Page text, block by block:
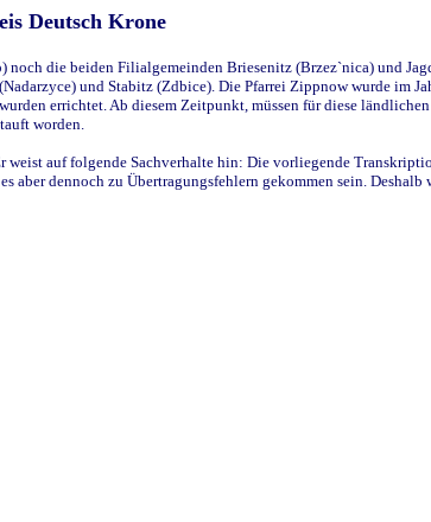
Deutsch Krone
die beiden Filialgemeinden Briesenitz (Brzez`nica) und
und Stabitz (Zdbice). Die Pfarrei Zippnow wurde im
errichtet. Ab diesem Zeitpunkt, müssen für diese
worden.
weist auf folgende Sachverhalte hin: Die vorliegende
dennoch zu Übertragungsfehlern gekommen sein. Deshalb